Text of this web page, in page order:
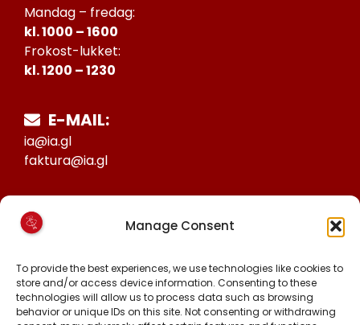
Manage Consent
To provide the best experiences, we use technologies like cookies to
store and/or access device information. Consenting to these
technologies will allow us to process data such as browsing
behavior or unique IDs on this site. Not consenting or withdrawing
Mandag – fredag:
kl. 1000 – 1600
Frokost-lukket:
kl. 1200 – 1230
E-MAIL:
ia@ia.gl
faktura@ia.gl
25027388
KONTO NR:
6471-1511626